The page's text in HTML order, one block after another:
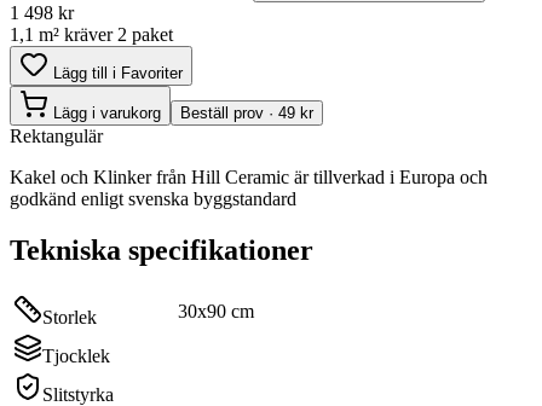
1 498 kr
1,1 m² kräver 2 paket
Lägg till i Favoriter
Lägg i varukorg Beställ prov · 49 kr
Rektangulär
Kakel och Klinker från Hill Ceramic är tillverkad i Europa och
godkänd enligt svenska byggstandard
Tekniska specifikationer
Storlek 30x90 cm
Tjocklek
Slitstyrka